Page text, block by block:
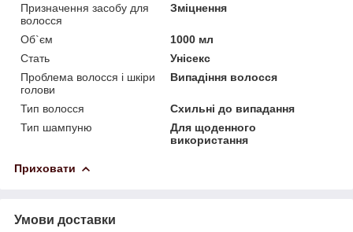
Призначення засобу для
волосся
Зміцнення
Об`єм
1000 мл
Стать
Унісекс
Проблема волосся і шкіри
голови
Випадіння волосся
Тип волосся
Схильні до випадання
Тип шампуню
Для щоденного
використання
Приховати
Умови доставки